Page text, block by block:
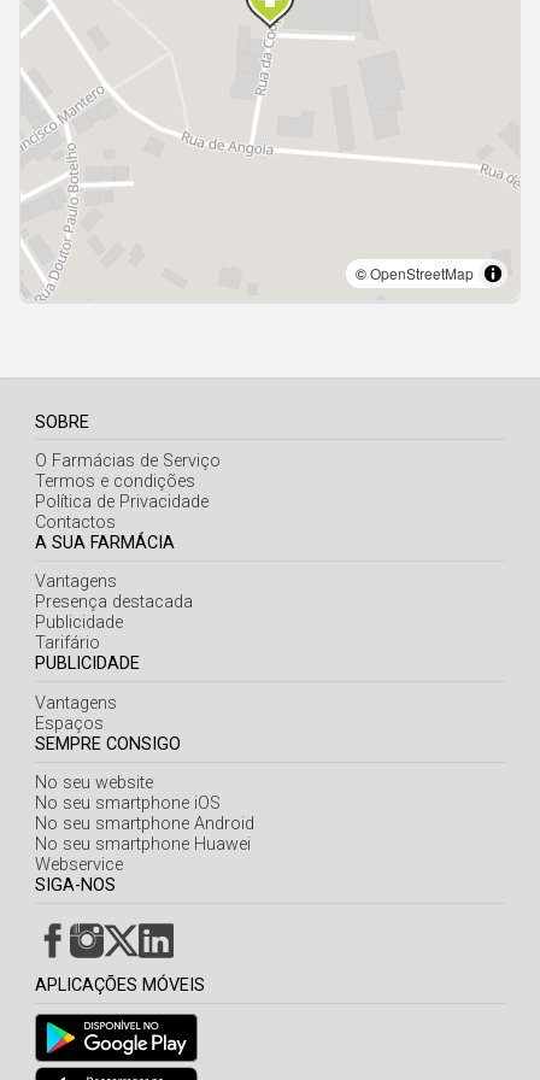
Açores
SOBRE
O Farmácias de Serviço
Termos e condições
Política de Privacidade
Contactos
A SUA FARMÁCIA
Vantagens
Presença destacada
Publicidade
Tarifário
PUBLICIDADE
Vantagens
Espaços
SEMPRE CONSIGO
No seu website
No seu smartphone iOS
No seu smartphone Android
No seu smartphone Huawei
Webservice
SIGA-NOS
APLICAÇÕES MÓVEIS